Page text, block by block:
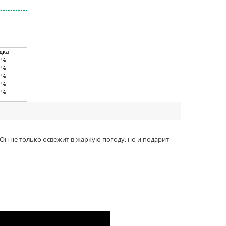
не только освежит в жаркую погоду, но и подарит